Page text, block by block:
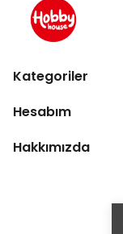
Kategoriler
Hesabım
Hakkımızda